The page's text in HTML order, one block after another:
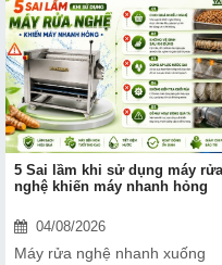
5 Sai lầm khi sử dụng máy rửa
nghệ khiến máy nhanh hỏng
04/08/2026
Máy rửa nghệ nhanh xuống